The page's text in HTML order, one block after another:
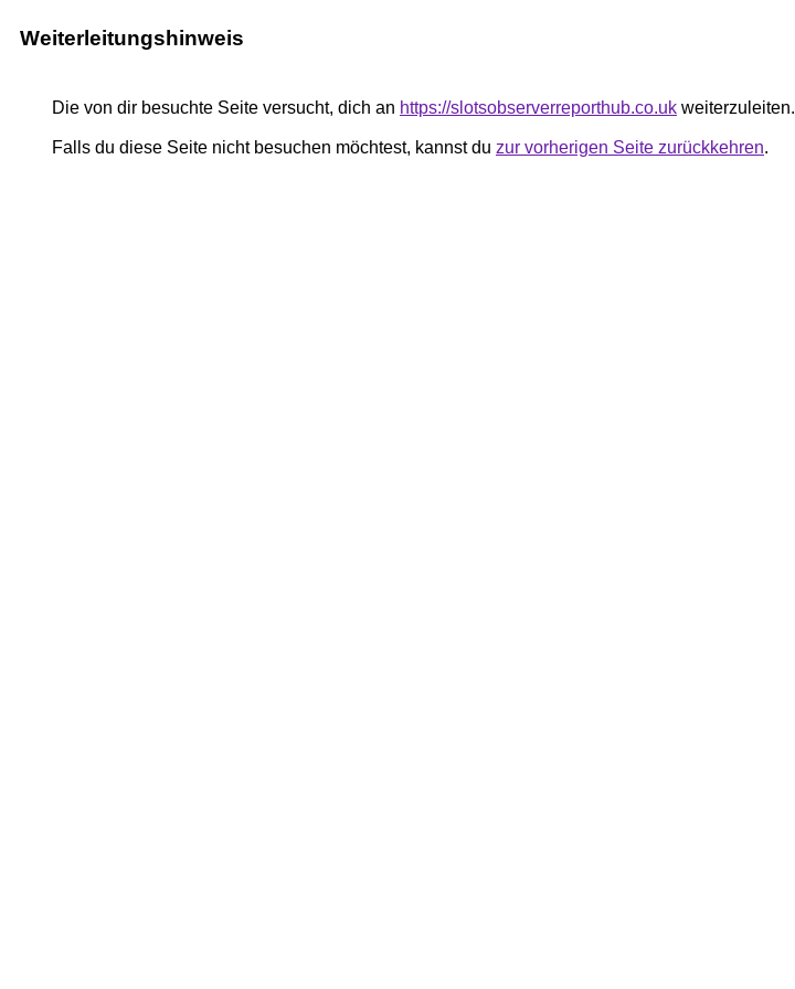
Weiterleitungshinweis
Die von dir besuchte Seite versucht, dich an https://slotsobserverreporthub.co.uk weiterzuleiten.
Falls du diese Seite nicht besuchen möchtest, kannst du zur vorherigen Seite zurückkehren.